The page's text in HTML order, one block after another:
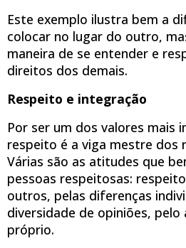
Este exemplo ilustra bem a
colocar no lugar do outro,
maneira de se entender e
direitos dos demais.
Respeito e integração
Por ser um dos valores mais
respeito é a viga mestre dos
Várias são as atitudes que
pessoas respeitosas:
outros, pelas diferenças
diversidade de opiniões,
próprio.